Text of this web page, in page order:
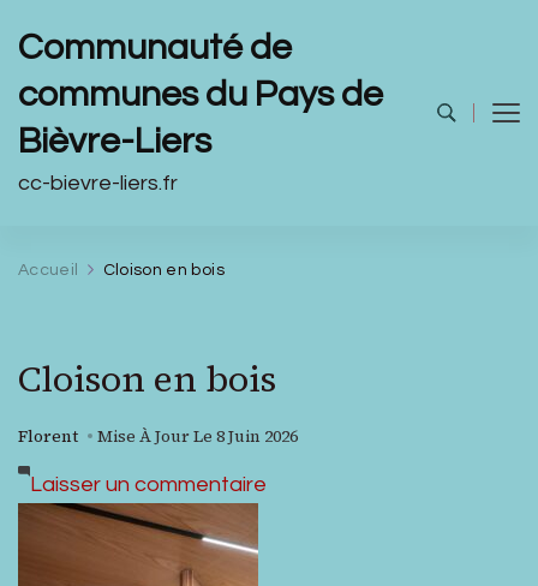
Communauté de
communes du Pays de
Bièvre-Liers
cc-bievre-liers.fr
Accueil Cloison en bois
Cloison en bois
Florent Mise À Jour Le 8 Juin 2026
Laisser un commentaire